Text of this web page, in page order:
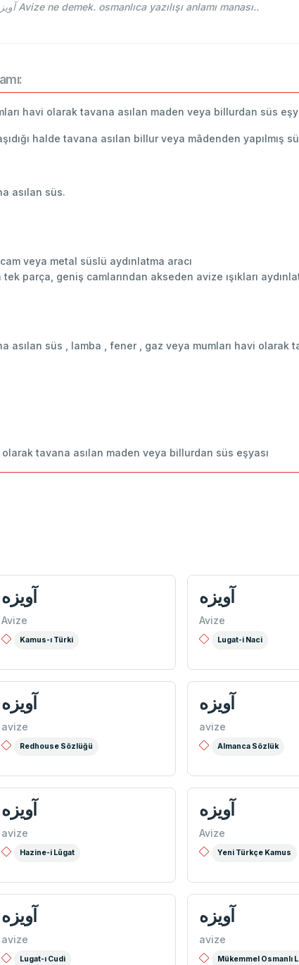
Lehce-i Osmani - Ahmed Vefik paşa - آويزه Avize ne demek. osmanlıca yazılışı anlamı manası..
havi olarak tavana asılan maden veya billurdan süs
halde tavana asılan billur veya mâdenden yapılmış
asılan süs.
veya metal süslü aydınlatma aracı
parça, geniş camlarından akseden avize ışıkları
asılan süs , lamba , fener , gaz veya mumları havi olarak
tavana asılan maden veya billurdan süs eşyası
آويزه
Avize
Kamus-ı Türki
آويزه
Avize
Lugat-i Naci
آویزه
avize
Redhouse Sözlüğü
آویزه
avize
Almanca Sözlük
آویزه
avize
Hazine-i Lûgat
آويزه
Avize
Yeni Türkçe Kamus
آویزه
avize
Lugat-ı Cudi
آویزه
avize
Mükemmel Osmanlı